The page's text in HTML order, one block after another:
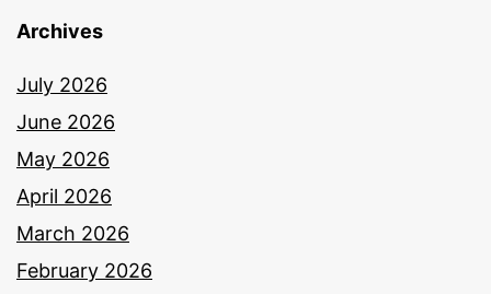
Archives
July 2026
June 2026
May 2026
April 2026
March 2026
February 2026